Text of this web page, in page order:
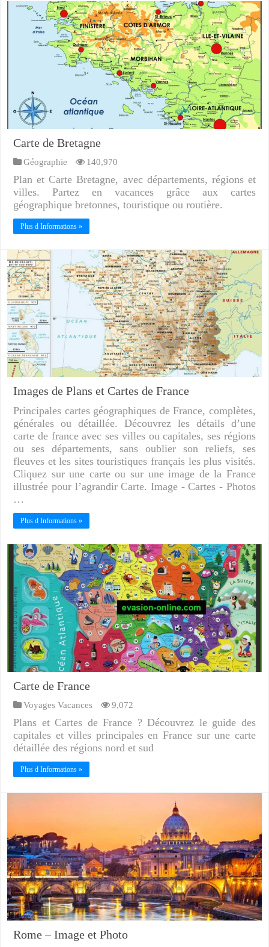
Carte de Bretagne
Géographie 140,970
Plan et Carte Bretagne, avec départements, régions et
villes. Partez en vacances grâce aux cartes
géographique bretonnes, touristique ou routière.
Plus d Informations »
Images de Plans et Cartes de France
Principales cartes géographiques de France, complètes,
générales ou détaillée. Découvrez les détails d’une
carte de france avec ses villes ou capitales, ses régions
ou ses départements, sans oublier son reliefs, ses
fleuves et les sites touristiques français les plus visités.
Cliquez sur une carte ou sur une image de la France
illustrée pour l’agrandir Carte. Image - Cartes - Photos
…
Plus d Informations »
Carte de France
Voyages Vacances 9,072
Plans et Cartes de France ? Découvrez le guide des
capitales et villes principales en France sur une carte
détaillée des régions nord et sud
Plus d Informations »
Rome – Image et Photo